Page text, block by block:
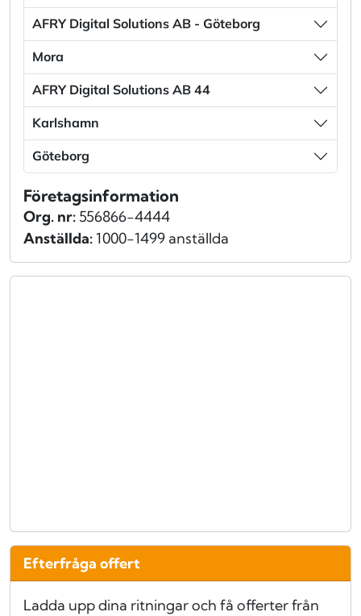
AFRY Digital Solutions AB - Göteborg
Mora
AFRY Digital Solutions AB 44
Karlshamn
Göteborg
Företagsinformation
Org. nr: 556866-4444
Anställda:1000-1499 anställda
Efterfråga offert
Ladda upp dina ritningar och få offerter från